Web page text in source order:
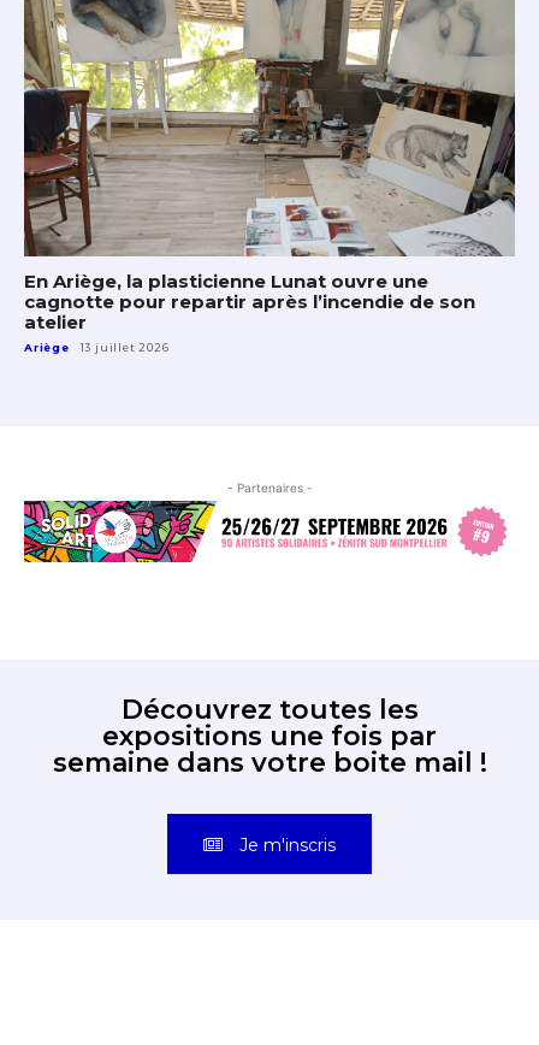
En Ariège, la plasticienne Lunat ouvre une
cagnotte pour repartir après l’incendie de son
atelier
Ariège 13 juillet 2026
- Partenaires -
Découvrez toutes les
expositions une fois par
semaine dans votre boite mail !
Je m'inscris